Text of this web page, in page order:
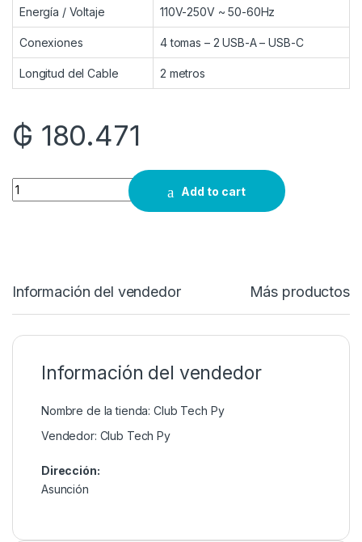
Energía / Voltaje 110V-250V ~ 50-60Hz
Conexiones 4 tomas – 2 USB-A – USB-C
Longitud del Cable 2 metros
₲ 180.471
Quantity
Add to cart
Información del vendedor Más productos
Información del vendedor
Nombre de la tienda: Club Tech Py
Vendedor: Club Tech Py
Dirección:
Asunción